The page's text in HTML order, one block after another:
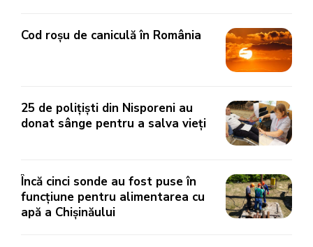
Cod roșu de caniculă în România
25 de polițiști din Nisporeni au
donat sânge pentru a salva vieți
Încă cinci sonde au fost puse în
funcțiune pentru alimentarea cu
apă a Chișinăului